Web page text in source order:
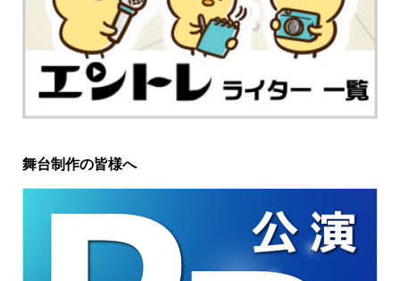
舞台制作の皆様へ